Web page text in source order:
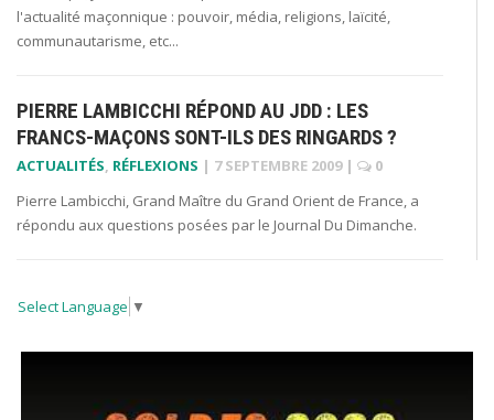
l'actualité maçonnique : pouvoir, média, religions, laïcité,
communautarisme, etc...
PIERRE LAMBICCHI RÉPOND AU JDD : LES
FRANCS-MAÇONS SONT-ILS DES RINGARDS ?
ACTUALITÉS, RÉFLEXIONS | 7 SEPTEMBRE 2009 |
0
Pierre Lambicchi, Grand Maître du Grand Orient de France, a
répondu aux questions posées par le Journal Du Dimanche.
Select Language ▼